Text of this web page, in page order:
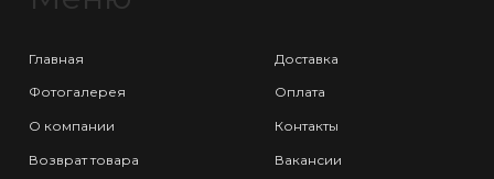
Главная
Фотогалерея
О компании
Возврат товара
Доставка
Оплата
Контакты
Вакансии